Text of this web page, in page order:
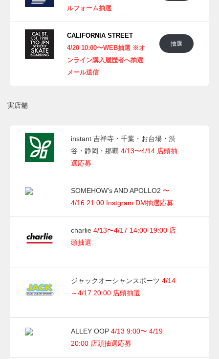
ルフォーム抽選
CALIFORNIA STREET
4/20 10:00〜WEB抽選 ※オ
ンライン購入履歴者へ抽選
メール送信
抽選
実店舗
instant 吉祥寺・千葉・お台場・渋
谷・静岡・那覇 4/13〜4/14 店頭抽
選応募
SOMEHOW’s AND APOLLO2 〜
4/16 21:00 Instgram DM抽選応募
charlie 4/13〜4/17 14:00-19:00 店
頭抽選
ジャックオーシャンスポーツ 4/14
～4/17 20:00 店頭抽選
ALLEY OOP 4/13 9:00〜 4/19
20:00 店頭抽選応募